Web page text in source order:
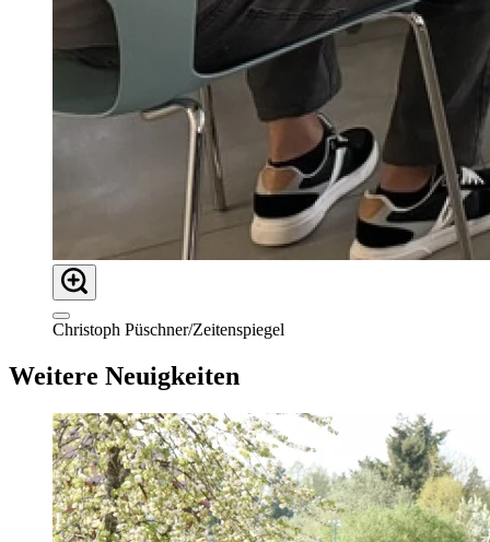
Christoph Püschner/Zeitenspiegel
Weitere Neuigkeiten